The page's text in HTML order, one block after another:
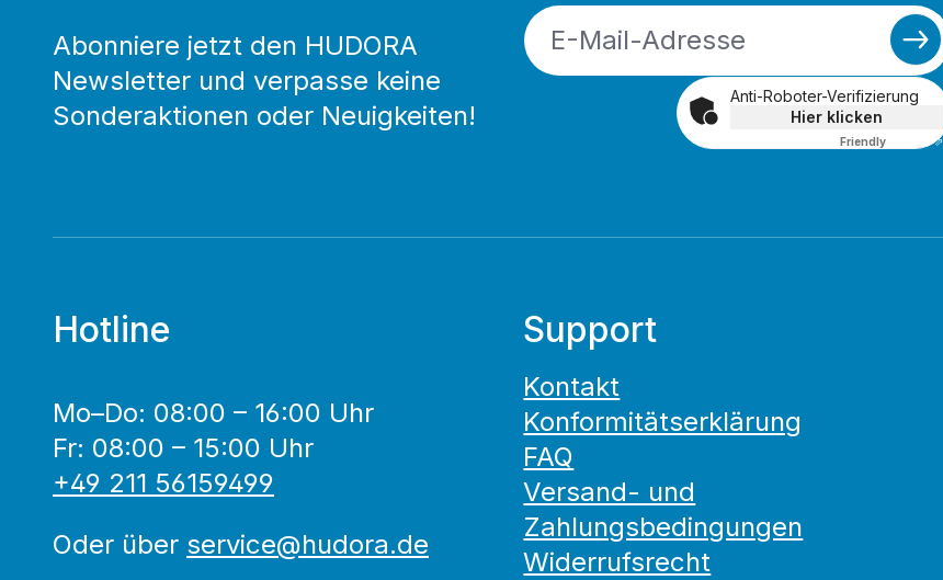
Abonniere jetzt den HUDORA
Newsletter und verpasse keine
Sonderaktionen oder Neuigkeiten!
Anti-Roboter-Verifizierung
Hier klicken
FriendlyCaptcha ⇗
Hotline
Mo–Do: 08:00 – 16:00 Uhr
Fr: 08:00 – 15:00 Uhr
+49 211 56159499
Oder über service@hudora.de
Support
Kontakt
Konformitätserklärung
FAQ
Versand- und
Zahlungsbedingungen
Widerrufsrecht